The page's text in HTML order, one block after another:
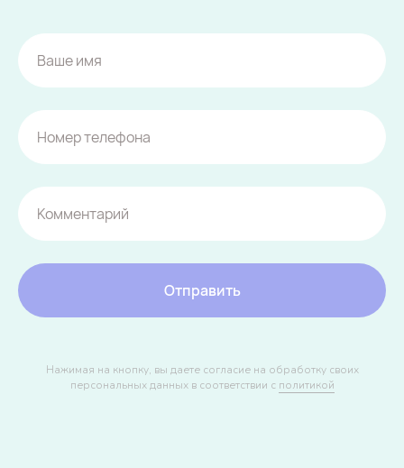
Отправить
Нажимая на кнопку, вы даете согласие на обработку своих
персональных данных в соответствии с политикой